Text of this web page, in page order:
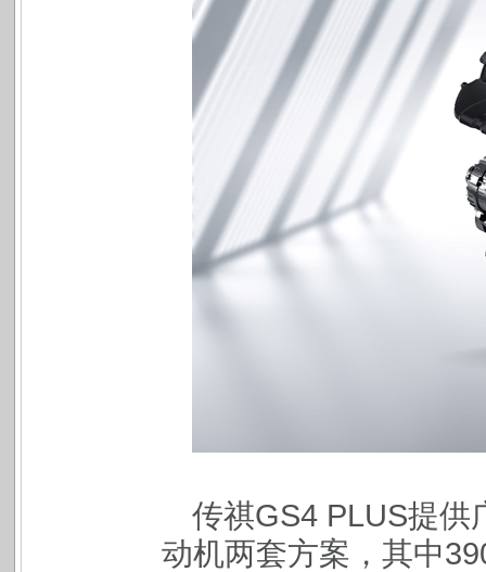
传祺GS4 PLUS提供
动机两套方案，其中